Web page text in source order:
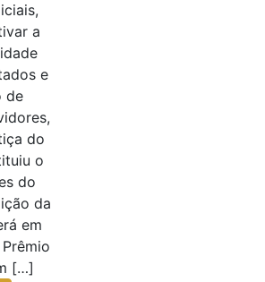
a
e
de
do
o
do
da
em
[…]